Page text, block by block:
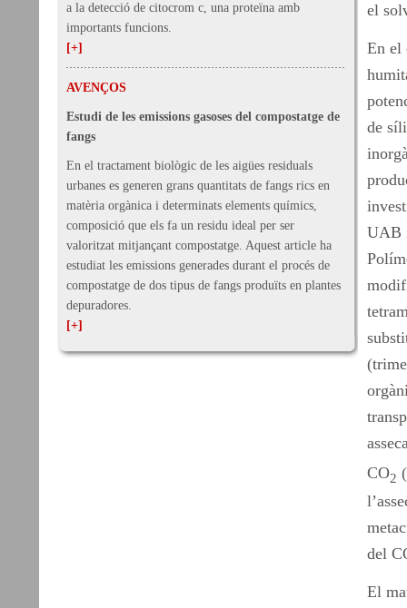
a la detecció de citocrom c, una proteïna amb
importants funcions.
[+]
AVENÇOS
Estudi de les emissions gasoses del compostatge de
fangs
En el tractament biològic de les aigües residuals
urbanes es generen grans quantitats de fangs rics en
matèria orgànica i determinats elements químics,
composició que els fa un residu ideal per ser
valoritzat mitjançant compostatge. Aquest article ha
estudiat les emissions generades durant el procés de
compostatge de dos tipus de fangs produïts en plantes
depuradores.
[+]
el
En el
de
UAB
CO2
del
El